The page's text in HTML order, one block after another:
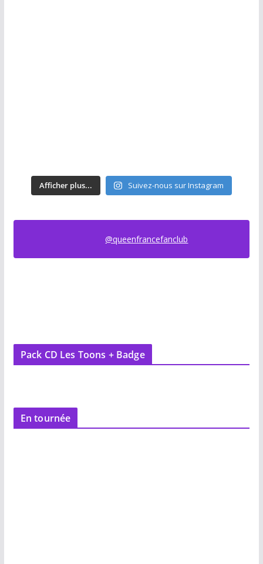
Afficher plus... Suivez-nous sur Instagram
@queenfrancefanclub
Pack CD Les Toons + Badge
En tournée